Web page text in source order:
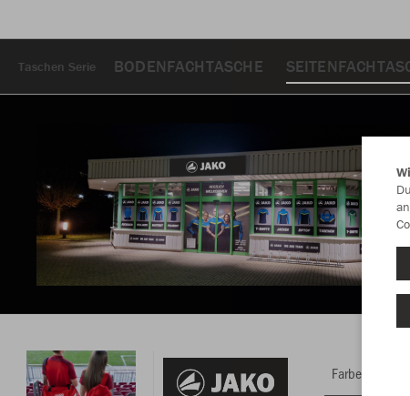
Taschen Serie BODENFACHTASCHE
Farbe